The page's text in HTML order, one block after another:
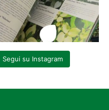
Segui su Instagram